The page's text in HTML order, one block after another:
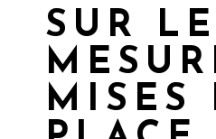
SUR
MISES